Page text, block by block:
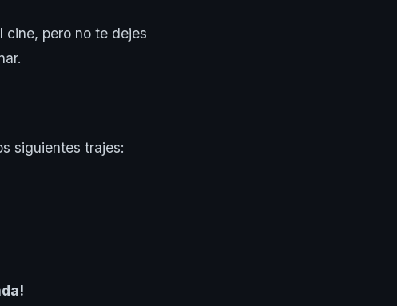
cine, pero no te dejes
siguientes trajes: